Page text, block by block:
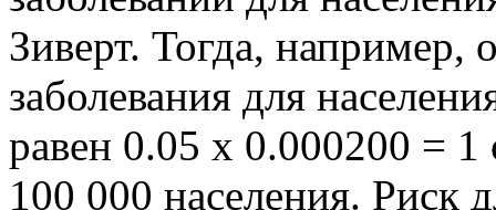
Зиверт. Тогда, например,
заболевания для
равен 0.05 х 0.000200 = 1
100 000 населения. Риск